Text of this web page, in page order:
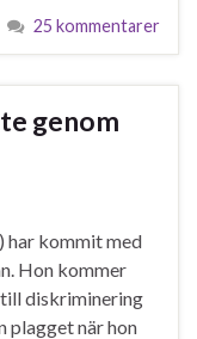
25 kommentarer
genom
har kommit med
Hon kommer
diskriminering
plagget när hon